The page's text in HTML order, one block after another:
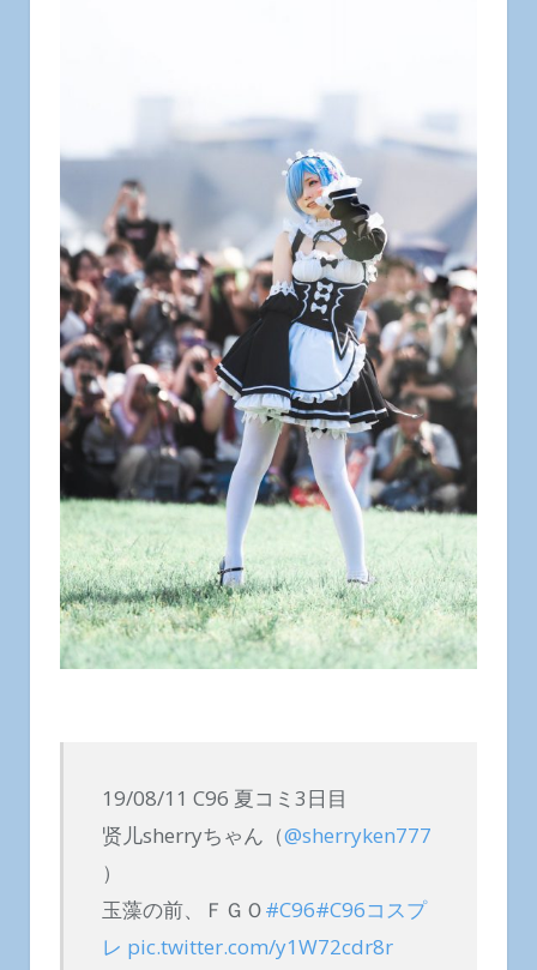
19/08/11 C96 夏コミ3日目
贤儿sherryちゃん（@sherryken777
）
玉藻の前、ＦＧＯ#C96#C96コスプ
レ pic.twitter.com/y1W72cdr8r